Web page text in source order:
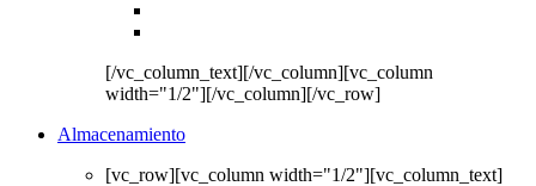
[/vc_column_text][/vc_column][vc_column
width="1/2"][/vc_column][/vc_row]
Almacenamiento
[vc_row][vc_column width="1/2"][vc_column_text]